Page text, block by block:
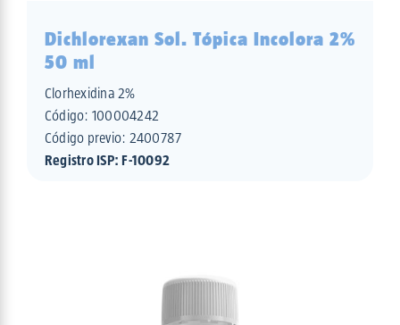
Dichlorexan Sol. Tópica Incolora 2%
50 ml
Clorhexidina 2%
Código: 100004242
Código previo: 2400787
Registro ISP: F-10092